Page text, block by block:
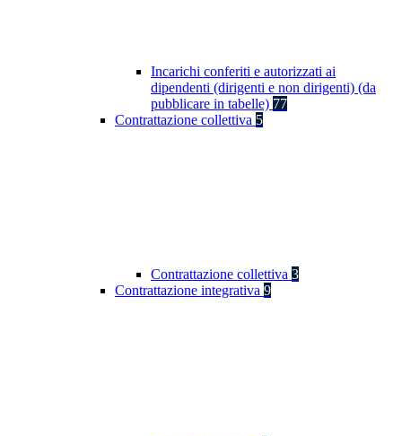
Incarichi conferiti e autorizzati ai
dipendenti (dirigenti e non dirigenti) (da
pubblicare in tabelle) 77
Contrattazione collettiva 5
Contrattazione collettiva 3
Contrattazione integrativa 9